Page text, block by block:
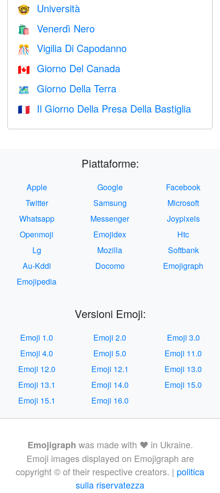
🤓 Università
🛍 Venerdì Nero
🎊 Vigilia Di Capodanno
🇨🇦 Giorno Del Canada
🗺️ Giorno Della Terra
🇫🇷 Il Giorno Della Presa Della Bastiglia
Piattaforme:
Apple Google
Facebook
Twitter
Samsung
Microsoft
Whatsapp
Messenger
Joypixels
Openmoji
Emojidex
Htc
Lg
Mozilla
Softbank
Au-Kddi
Docomo
Emojigraph
Emojipedia
Versioni Emoji:
Emoji 1.0 Emoji 2.0
Emoji 3.0
Emoji 4.0
Emoji 5.0
Emoji 11.0
Emoji 12.0
Emoji 12.1
Emoji 13.0
Emoji 13.1
Emoji 14.0
Emoji 15.0
Emoji 15.1
Emoji 16.0
Emojigraph was made with ❤️ in Ukraine.
Emoji images displayed on Emojigraph are
copyright © of their respective creators. | politica
sulla riservatezza